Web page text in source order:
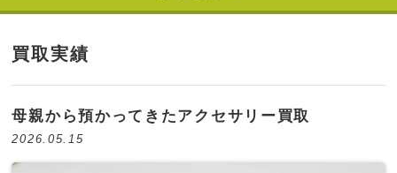
買取実績
母親から預かってきたアクセサリー買取
2026.05.15